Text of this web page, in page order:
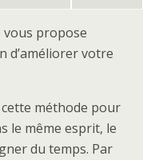
vous propose
d’améliorer votre
méthode pour
le même esprit, le
du temps. Par